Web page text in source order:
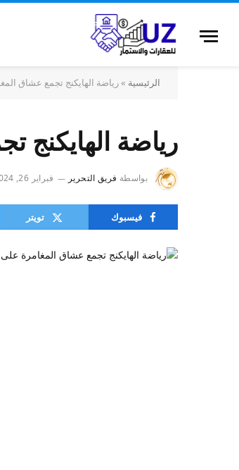
الرئيسية »رياضة الهايكنج تجمع عشاق
رياضة الهايكنج
بواسطة فريق التحرير فبراير 26, 2024
فيسبوك تويتر